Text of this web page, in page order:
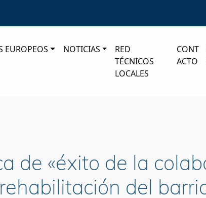
EUROPEOS NOTICIAS
RED
TÉCNICOS
LOCALES
CONT
ACTO
de «éxito de la
del